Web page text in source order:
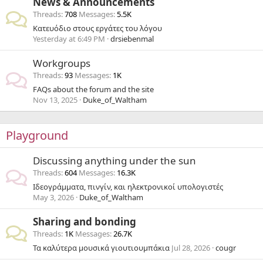
Threads 708 Messages 5.5K
Κατευόδιο στους εργάτες του λόγου
Yesterday at 6:49 PM drsiebenmal
Workgroups
Threads 93 Messages 1K
FAQs about the forum and the site
Nov 13, 2025 Duke_of_Waltham
Playground
Discussing anything under the sun
Threads 604 Messages 16.3K
Ιδεογράμματα, πινγίν, και ηλεκτρονικοί υπολογιστές
May 3, 2026 Duke_of_Waltham
Sharing and bonding
Threads 1K Messages 26.7K
Τα καλύτερα μουσικά γιουτιουμπάκια Jul 28, 2026 cougr